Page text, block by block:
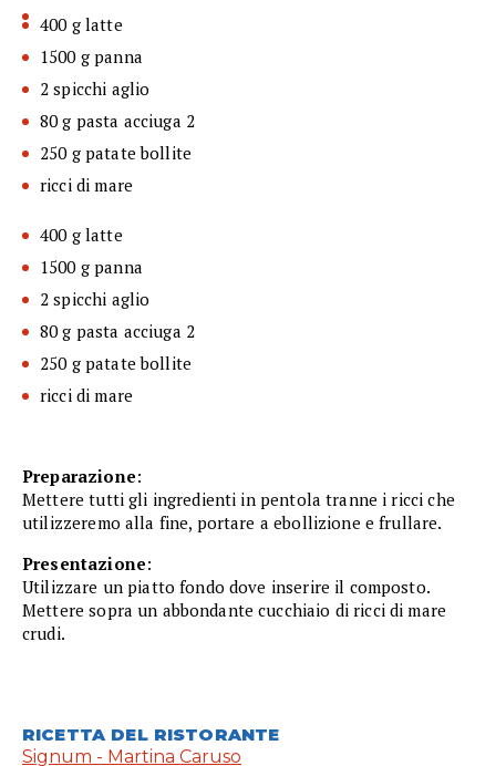
400 g latte
1500 g panna
2 spicchi aglio
80 g pasta acciuga 2
250 g patate bollite
ricci di mare
400 g latte
1500 g panna
2 spicchi aglio
80 g pasta acciuga 2
250 g patate bollite
ricci di mare
Preparazione:
Mettere tutti gli ingredienti in pentola tranne i ricci che
utilizzeremo alla fine, portare a ebollizione e frullare.
Presentazione:
Utilizzare un piatto fondo dove inserire il composto.
Mettere sopra un abbondante cucchiaio di ricci di mare
crudi.
RICETTA DEL RISTORANTE
Signum - Martina Caruso